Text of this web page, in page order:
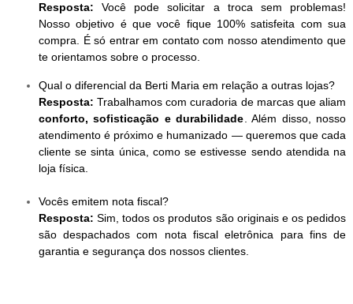
Resposta: Você pode solicitar a troca sem problemas!
Nosso objetivo é que você fique 100% satisfeita com sua
compra. É só entrar em contato com nosso atendimento que
te orientamos sobre o processo.
Qual o diferencial da Berti Maria em relação a outras lojas?
Resposta: Trabalhamos com curadoria de marcas que aliam
conforto, sofisticação e durabilidade. Além disso, nosso
atendimento é próximo e humanizado — queremos que cada
cliente se sinta única, como se estivesse sendo atendida na
loja física.
Vocês emitem nota fiscal?
Resposta:Sim, todos os produtos são originais e os pedidos
são despachados com nota fiscal eletrônica para fins de
garantia e segurança dos nossos clientes.